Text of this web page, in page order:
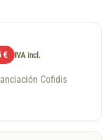
€ IVA incl.
Cofidis